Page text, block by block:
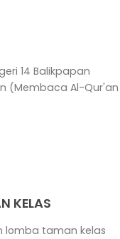
14 Balikpapan
(Membaca Al-Qur'an
KELAS
lomba taman kelas